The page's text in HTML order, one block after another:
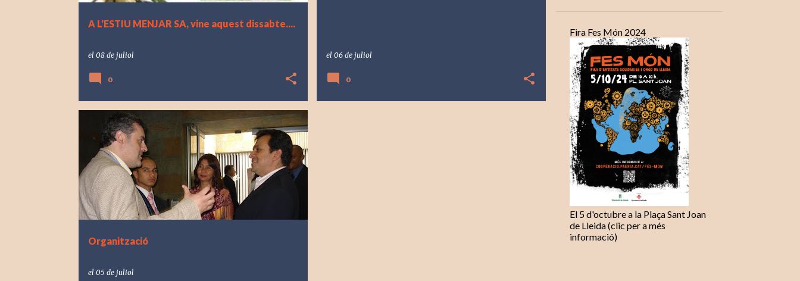
A L'ESTIU MENJAR SA, vine aquest dissabte....
el 08 de juliol
0
el 06 de juliol
0
Organització
el 05 de juliol
Fira Fes Món 2024
El 5 d'octubre a la Plaça Sant Joan
de Lleida (clic per a més
informació)